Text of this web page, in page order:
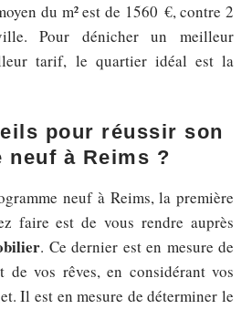
du m² est de 1560 €, contre 2
Pour dénicher un meilleur
tarif, le quartier idéal est la
pour réussir son
neuf à Reims ?
neuf à Reims, la première
faire est de vous rendre auprès
. Ce dernier est en mesure de
de vos rêves, en considérant vos
Il est en mesure de déterminer le